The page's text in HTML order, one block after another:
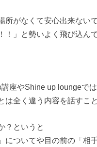
所がなくて安心出来ない
！」と勢いよく飛び込ん
座やShine up loungeでは
は全く違う内容を話すこ
？というと
についてや目の前の「相